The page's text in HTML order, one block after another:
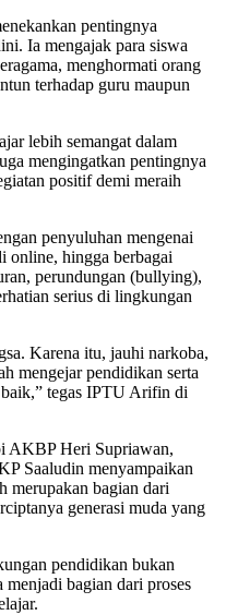
pentingnya
Ia mengajak para siswa
menghormati orang
terhadap guru maupun
lebih semangat dalam
mengingatkan pentingnya
positif demi meraih
penyuluhan mengenai
online, hingga berbagai
perundungan (bullying),
serius di lingkungan
Karena itu, jauhi narkoba,
mengejar pendidikan serta
baik,” tegas IPTU Arifin di
AKBP Heri Supriawan,
Saaludin menyampaikan
merupakan bagian dari
generasi muda yang
pendidikan bukan
menjadi bagian dari proses